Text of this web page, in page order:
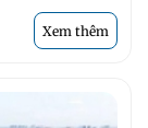
Xem thêm